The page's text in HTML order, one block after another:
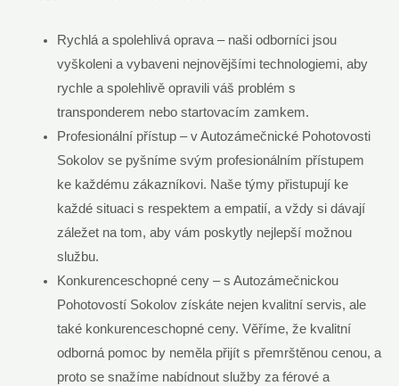
Rychlá a spolehlivá oprava – naši odborníci jsou
vyškoleni a vybaveni nejnovějšími technologiemi, aby
rychle a spolehlivě opravili váš problém s
transponderem nebo startovacím zamkem.
Profesionální přístup – v Autozámečnické Pohotovosti
Sokolov se pyšníme svým profesionálním přístupem
ke každému zákazníkovi. Naše týmy přistupují ke
každé situaci s respektem a empatií, a vždy si dávají
záležet na tom, aby vám poskytly nejlepší možnou
službu.
Konkurenceschopné ceny – s Autozámečnickou
Pohotovostí Sokolov získáte nejen kvalitní servis, ale
také konkurenceschopné ceny. Věříme, že kvalitní
odborná pomoc by neměla přijít s přemrštěnou cenou, a
proto se snažíme nabídnout služby za férové a